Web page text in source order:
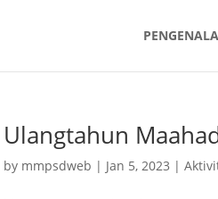
Ulangtahun
by mmpsdweb | Jan 5, 2023 |